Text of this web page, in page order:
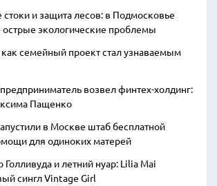
и защита лесов: в Подмосковье
экологические проблемы
как семейный проект стал узнаваемым
возвел финтех-холдинг:
Пащенко
в Москве штаб бесплатной
для одиноких матерей
Голливуда и летний нуар: Lilia Mai
сингл Vintage Girl